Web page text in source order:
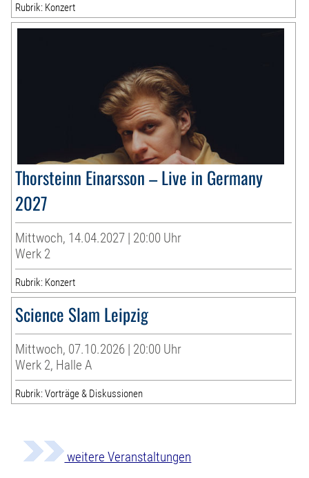
Rubrik: Konzert
Thorsteinn Einarsson – Live in Germany
2027
Mittwoch, 14.04.2027 | 20:00 Uhr
Werk 2
Rubrik: Konzert
Science Slam Leipzig
Mittwoch, 07.10.2026 | 20:00 Uhr
Werk 2, Halle A
Rubrik: Vorträge & Diskussionen
weitere Veranstaltungen